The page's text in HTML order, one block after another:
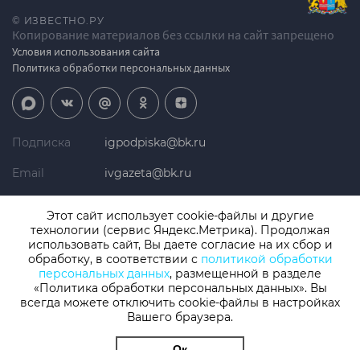
© ИЗВЕСТНО.РУ
Копирование материалов без ссылки на сайт запрещено
Условия использования сайта
Политика обработки персональных данных
Подписка igpodpiska@bk.ru
Email ivgazeta@bk.ru
Телефон +7 (4932) 41-94-81
СМИ: Izvestno.ru. Реестровая запись 08.11.2019 серия ЭЛ № ФС 77 -
77192, зарегистрировано Роскомнадзором
Учредитель: БУ «Ивановские газеты». Главный редактор:
Этот сайт использует cookie-файлы и другие
технологии (сервис Яндекс.Метрика). Продолжая
использовать сайт, Вы даете согласие на их сбор и
обработку, в соответствии с политикой обработки
персональных данных, размещенной в разделе
«Политика обработки персональных данных». Вы
всегда можете отключить cookie-файлы в настройках
Вашего браузера.